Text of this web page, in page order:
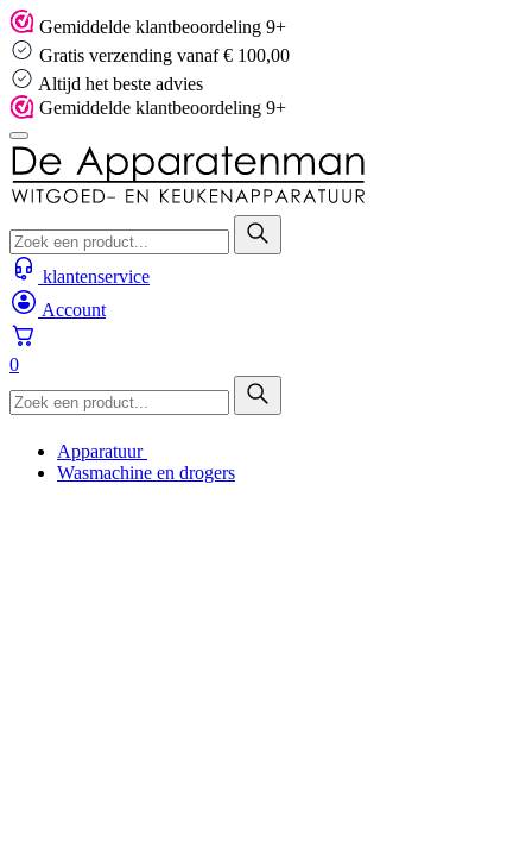
Skip
to
content
Gemiddelde klantbeoordeling 9+
Gratis verzending vanaf € 100,00
Altijd het beste advies
Gemiddelde klantbeoordeling 9+
klantenservice
Account
0
Apparatuur
Wasmachine en drogers